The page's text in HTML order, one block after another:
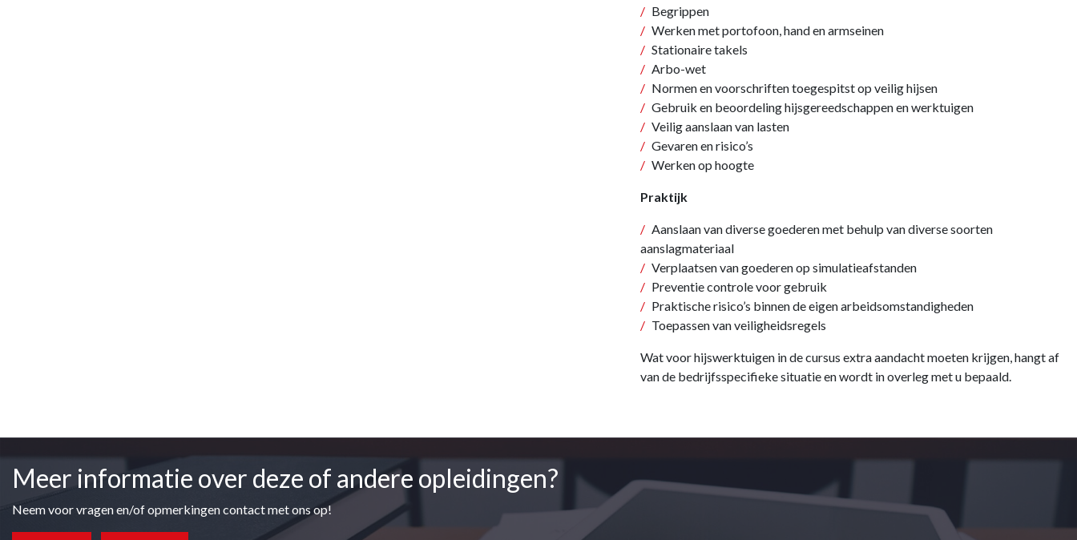
Begrippen
Werken met portofoon, hand en armseinen
Stationaire takels
Arbo-wet
Normen en voorschriften toegespitst op veilig hijsen
Gebruik en beoordeling hijsgereedschappen en werktuigen
Veilig aanslaan van lasten
Gevaren en risico’s
Werken op hoogte
Praktijk
Aanslaan van diverse goederen met behulp van diverse soorten
aanslagmateriaal
Verplaatsen van goederen op simulatieafstanden
Preventie controle voor gebruik
Praktische risico’s binnen de eigen arbeidsomstandigheden
Toepassen van veiligheidsregels
Wat voor hijswerktuigen in de cursus extra aandacht moeten krijgen, hangt af
van de bedrijfsspecifieke situatie en wordt in overleg met u bepaald.
Meer informatie over deze of andere opleidingen?
Neem voor vragen en/of opmerkingen contact met ons op!